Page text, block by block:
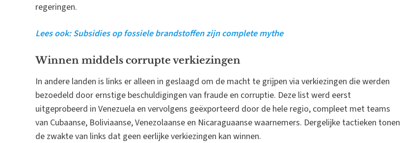
regeringen.
Lees ook: Subsidies op fossiele brandstoffen zijn complete mythe
Winnen middels corrupte verkiezingen
In andere landen is links er alleen in geslaagd om de macht te grijpen via verkiezingen die werden
bezoedeld door ernstige beschuldigingen van fraude en corruptie. Deze list werd eerst
uitgeprobeerd in Venezuela en vervolgens geëxporteerd door de hele regio, compleet met teams
van Cubaanse, Boliviaanse, Venezolaanse en Nicaraguaanse waarnemers. Dergelijke tactieken tonen
de zwakte van links dat geen eerlijke verkiezingen kan winnen.